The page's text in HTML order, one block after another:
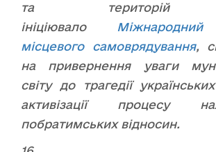
та територій
ініціювало
місцевого самоврядування,
на привернення уваги
світу до трагедії
активізації процесу
побратимських відносин.